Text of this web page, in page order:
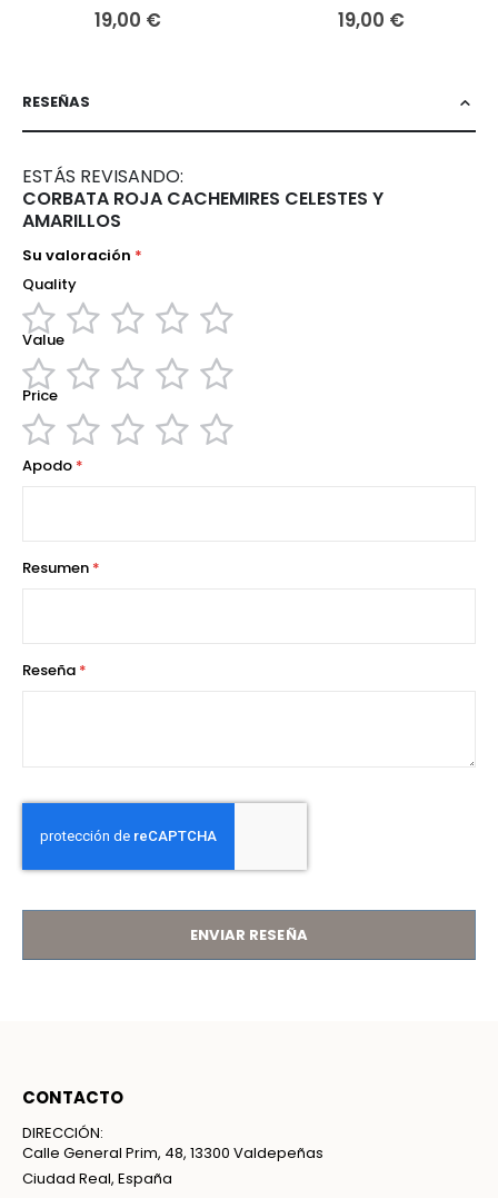
19,00 € 19,00 €
RESEÑAS
ESTÁS REVISANDO:
CORBATA ROJA CACHEMIRES CELESTES Y
AMARILLOS
Su valoración
Quality
1
star
2
stars
3
stars
4
stars
5
stars
Value
1
star
2
stars
3
stars
4
stars
5
stars
Price
12
3
4
5
Apodo
Resumen
Reseña
ENVIAR RESEÑA
CONTACTO
DIRECCIÓN:
Calle General Prim, 48, 13300 Valdepeñas
Ciudad Real, España